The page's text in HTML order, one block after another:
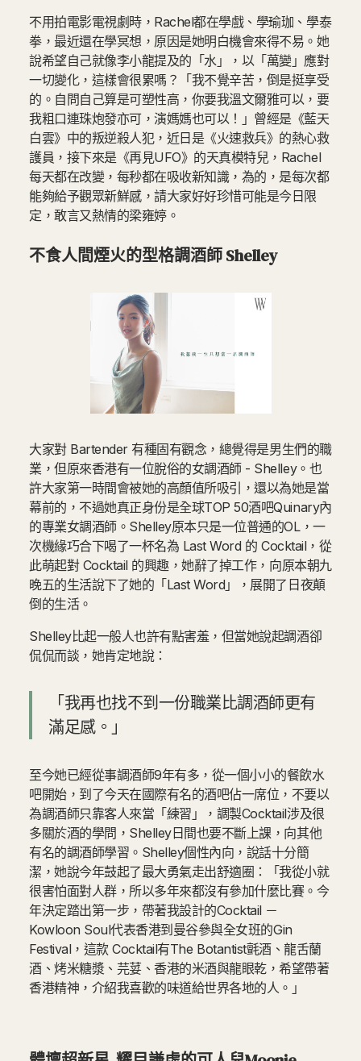
不用拍電影電視劇時，Rachel都在學戲、學瑜珈、學泰
拳，最近還在學冥想，原因是她明白機會來得不易。她
說希望自己就像李小龍提及的「水」，以「萬變」應對
一切變化，這樣會很累嗎？「我不覺辛苦，倒是挺享受
的。自問自己算是可塑性高，你要我溫文爾雅可以，要
我粗口連珠炮發亦可，演媽媽也可以！」曾經是《藍天
白雲》中的叛逆殺人犯，近日是《火速救兵》的熱心救
護員，接下來是《再見UFO》的天真模特兒，Rachel
每天都在改變，每秒都在吸收新知識，為的，是每次都
能夠給予觀眾新鮮感，請大家好好珍惜可能是今日限
定，敢言又熱情的梁雍婷。
不食人間煙火的型格調酒師 Shelley
大家對 Bartender 有種固有觀念，總覺得是男生們的職
業，但原來香港有一位脫俗的女調酒師 - Shelley。也
許大家第一時間會被她的高顏值所吸引，還以為她是當
幕前的，不過她真正身份是全球TOP 50酒吧Quinary內
的專業女調酒師。Shelley原本只是一位普通的OL，一
次機緣巧合下喝了一杯名為 Last Word 的 Cocktail，從
此萌起對 Cocktail 的興趣，她辭了掉工作，向原本朝九
晚五的生活說下了她的「Last Word」，展開了日夜顛
倒的生活。
Shelley比起一般人也許有點害羞，但當她說起調酒卻
侃侃而談，她肯定地說：
「我再也找不到一份職業比調酒師更有
滿足感。」
至今她已經從事調酒師9年有多，從一個小小的餐飲水
吧開始，到了今天在國際有名的酒吧佔一席位，不要以
為調酒師只靠客人來當「練習」，調製Cocktail涉及很
多關於酒的學問，Shelley日間也要不斷上課，向其他
有名的調酒師學習。Shelley個性內向，說話十分簡
潔，她說今年鼓起了最大勇氣走出舒適圈：「我從小就
很害怕面對人群，所以多年來都沒有參加什麼比賽。今
年決定踏出第一步，帶著我設計的Cocktail －
Kowloon Soul代表香港到曼谷參與全女班的Gin
Festival，這款 Cocktail有The Botantist氈酒、龍舌蘭
酒、烤米糖漿、芫荽、香港的米酒與龍眼乾，希望帶著
香港精神，介紹我喜歡的味道給世界各地的人。」